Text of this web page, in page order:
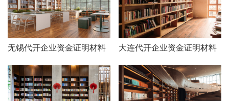
无锡代开企业资金证明材料 大连代开企业资金证明材料